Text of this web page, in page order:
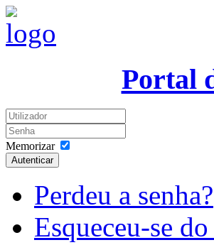
Portal
Memorizar
Autenticar
Perdeu a senha?
Esqueceu-se